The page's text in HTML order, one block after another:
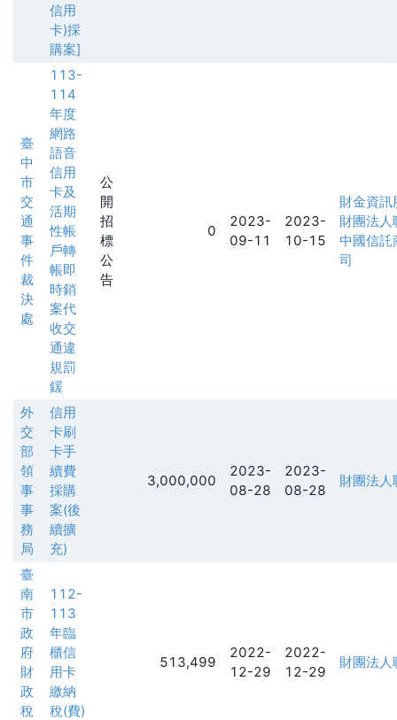
信用
卡)採
購案]
臺
中
市
交
通
事
件
裁
決
處
113-
114
年度
網路
語音
信用
卡及
活期
性帳
戶轉
帳即
時銷
案代
收交
通違
規罰
鍰
公
開
招
標
公
告
0
2023-
09-11
2023-
10-15
財金資訊
財團法人
中國信託
司
外
交
部
領
事
事
務
局
信用
卡刷
卡手
續費
採購
案(後
續擴
充)
3,000,000
2023-
08-28
2023-
08-28
財團法人
臺
南
市
政
府
財
政
稅
112-
113
年臨
櫃信
用卡
繳納
稅(費)
513,499
2022-
12-29
2022-
12-29
財團法人